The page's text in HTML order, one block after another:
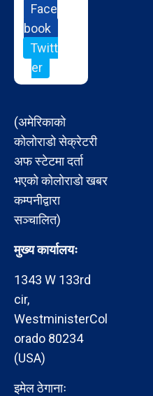
Face
book
Twitt
er
(अमेरिकाको
कोलोराडो सेक्रेटरी
अफ स्टेटमा दर्ता
भएको कोलोराडो खबर
कम्पनीद्वारा
सञ्चालित)
मुख्य कार्यालयः
1343 W 133rd
cir,
WestministerCol
orado 80234
(USA)
इमेल ठेगानाः